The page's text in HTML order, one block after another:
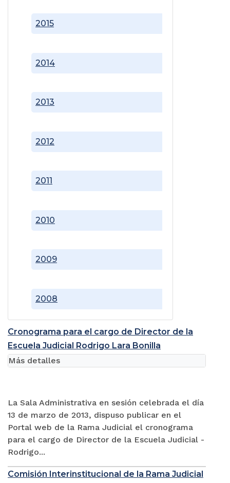
2008
2009
2010
2011
2012
2013
2014
2015
Cronograma para el cargo de Director de la
Escuela Judicial Rodrigo Lara Bonilla
La Sala Administrativa en sesión celebrada el día
13 de marzo de 2013, dispuso publicar en el
Portal web de la Rama Judicial el cronograma
para el cargo de Director de la Escuela Judicial -
Rodrigo...
Más detalles
Comisión Interinstitucional de la Rama Judicial